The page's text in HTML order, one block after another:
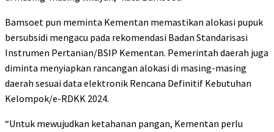
Bamsoet pun meminta Kementan memastikan alokasi pupuk
bersubsidi mengacu pada rekomendasi Badan Standarisasi
Instrumen Pertanian/BSIP Kementan. Pemerintah daerah juga
diminta menyiapkan rancangan alokasi di masing-masing
daerah sesuai data elektronik Rencana Definitif Kebutuhan
Kelompok/e-RDKK 2024.
“Untuk mewujudkan ketahanan pangan, Kementan perlu